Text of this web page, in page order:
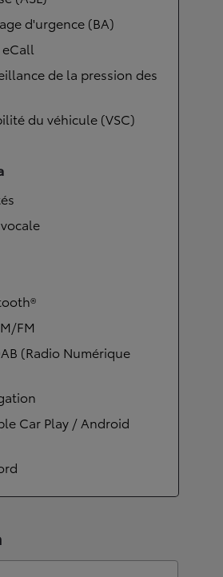
d'urgence (BA)
eCall
de la pression des
du véhicule (VSC)
FM
(Radio Numérique
Car Play / Android